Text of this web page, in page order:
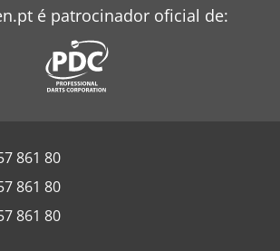
é patrocinador oficial de:
861 80
861 80
861 80